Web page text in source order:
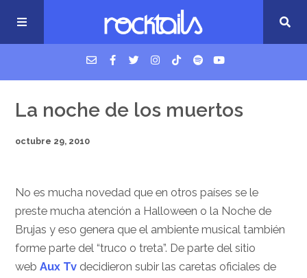
USM Podcast
Cigarrillos en la cama
Música nueva
La noche de los muertos
octubre 29, 2010
No es mucha novedad que en otros países se le
preste mucha atención a Halloween o la Noche de
Brujas y eso genera que el ambiente musical también
forme parte del “truco o treta”. De parte del sitio
webAux Tv decidieron subir las caretas oficiales de